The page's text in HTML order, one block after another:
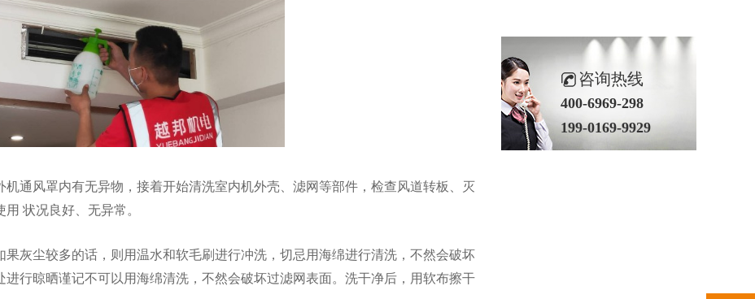
通风罩内有无异物，接着开始清洗室内机外壳、滤网等部件，检查风道转板
、灭
用 状况良好、无异常。
灰尘较多的话，则用温水和软毛刷进行冲洗 ， 切忌用海绵进行清洗，不然会破坏
进行晾晒谨记不可以用海绵清洗，不然会破坏过滤网表面。洗干净后，用软布擦干
咨询热线
400-6969-298
199-0169-9929